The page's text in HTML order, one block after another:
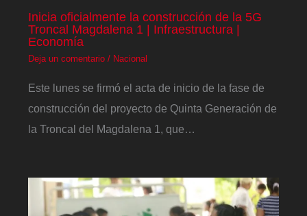
Inicia oficialmente la construcción de la 5G
Troncal Magdalena 1 | Infraestructura |
Economía
Deja un comentario / Nacional
Este lunes se firmó el acta de inicio de la fase de
construcción del proyecto de Quinta Generación de
la Troncal del Magdalena 1, que…